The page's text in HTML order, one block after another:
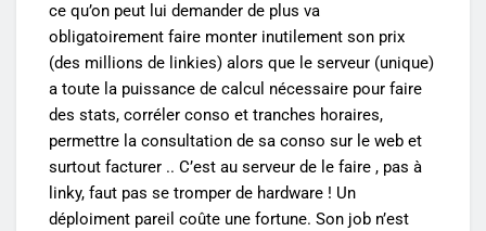
ce qu’on peut lui demander de plus va
obligatoirement faire monter inutilement son prix
(des millions de linkies) alors que le serveur (unique)
a toute la puissance de calcul nécessaire pour faire
des stats, corréler conso et tranches horaires,
permettre la consultation de sa conso sur le web et
surtout facturer .. C’est au serveur de le faire , pas à
linky, faut pas se tromper de hardware ! Un
déploiment pareil coûte une fortune. Son job n’est